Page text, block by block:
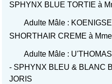
SPHYNX BLUE TORTIE à
Adulte Mâle :
SHORTHAIR CREME à
Adulte Mâle :
- SPHYNX BLEU & BLANC
JORIS